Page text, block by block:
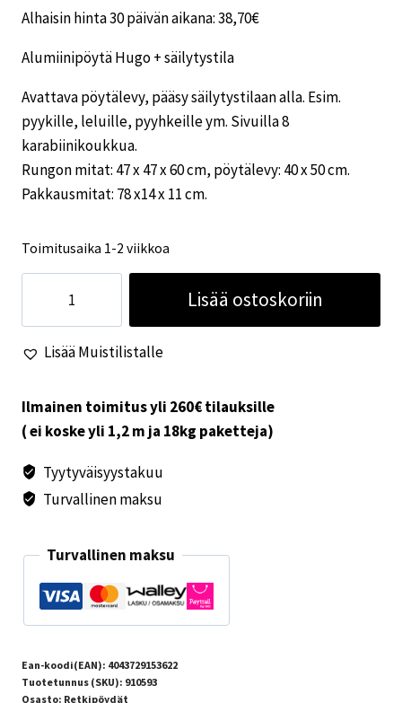
Alhaisin hinta 30 päivän aikana:38,70€
Alumiinipöytä Hugo + säilytystila
Avattava pöytälevy, pääsy säilytystilaan alla. Esim.
pyykille, leluille, pyyhkeille ym. Sivuilla 8
karabiinikoukkua.
Rungon mitat: 47 x 47 x 60 cm, pöytälevy: 40 x 50 cm.
Pakkausmitat: 78 x14 x 11 cm.
Toimitusaika 1-2 viikkoa
+
säilytystila
Lisää ostoskoriin
Lisää Muistilistalle
Ilmainen toimitus yli 260€ tilauksille
( ei koske yli 1,2 m ja 18kg paketteja)
Tyytyväisyystakuu
Turvallinen maksu
Turvallinen maksu
Ean-koodi(EAN): 4043729153622
Tuotetunnus (SKU): 910593
Osasto: Retkipöydät